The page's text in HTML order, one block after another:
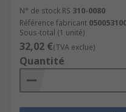
N° de stock RS 310-0080
Référence fabricant
Sous-total (1 unité)
32,02 €(TVA exclue)
Quantité